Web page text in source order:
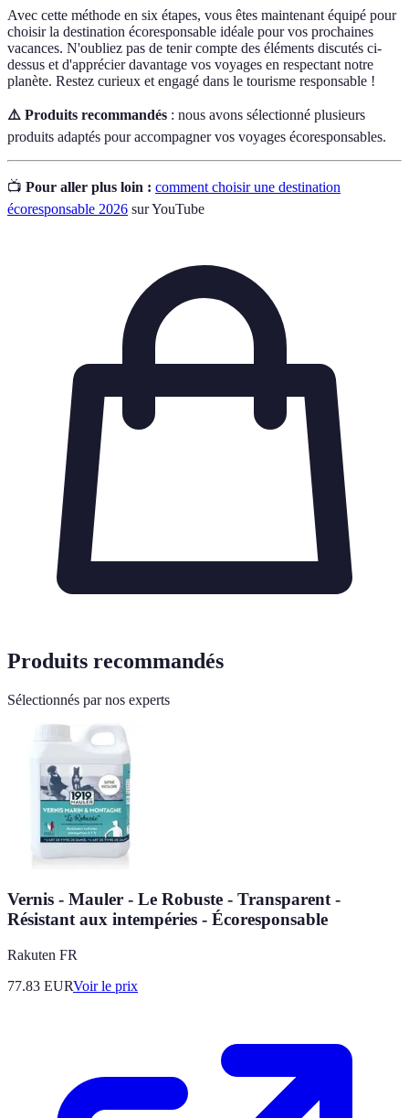
Avec cette méthode en six étapes, vous êtes maintenant équipé pour
choisir la destination écoresponsable idéale pour vos prochaines
vacances. N'oubliez pas de tenir compte des éléments discutés ci-
dessus et d'apprécier davantage vos voyages en respectant notre
planète. Restez curieux et engagé dans le tourisme responsable !
⚠️ Produits recommandés : nous avons sélectionné plusieurs
produits adaptés pour accompagner vos voyages écoresponsables.
📺 Pour aller plus loin : comment choisir une destination
écoresponsable 2026 sur YouTube
Produits recommandés
Sélectionnés par nos experts
Vernis - Mauler - Le Robuste - Transparent -
Résistant aux intempéries - Écoresponsable
Rakuten FR
77.83 EURVoir le prix